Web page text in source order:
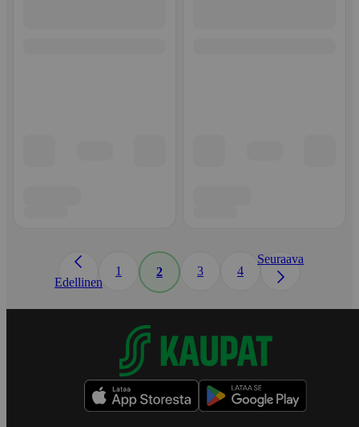
Edellinen
1 2 3 4
Seuraava